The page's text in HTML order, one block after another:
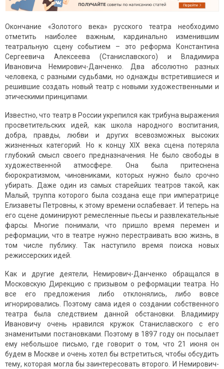
Окончание «Золотого века» русского театра необходимо
отметить наиболее важным, кардинально изменившим
театральную сцену событием – это реформа Константина
Сергеевича Алексеева (Станиславского) и Владимира
Ивановича Немирович-Данченко. Два абсолютно разных
человека, с разными судьбами, но однажды встретившиеся и
решившие создать новый театр с новыми художественными и
этическими принципами.
Известно, что театр в России укрепился как трибуна выражения
просветительских идей, как школа народного воспитания,
добра, правды, любви и других всевозможных высоких
жизненных категорий. Но к концу XIX века сцена потеряла
глубокий смысл своего предназначения. Не было свободы в
художественной атмосфере. Она была притеснена
бюрократизмом, чиновниками, которых нужно было срочно
убирать. Даже один из самых старейших театров такой, как
Малый, труппа которого была создана еще при императрице
Елизаветы Петровны, к этому времени ослабевает. И теперь на
его сцене доминируют ремесленные пьесы и развлекательные
фарсы. Многие понимали, что пришло время перемен и
реформации, что в театре нужно перестраивать всю жизнь, в
том числе публику. Так наступило время поиска новых
режиссерских идей.
Как и другие деятели, Немирович-Данченко обращался в
Московскую Дирекцию с призывом о реформации театра. Но
все его предложения либо отклонялись, либо вовсе
игнорировались. Поэтому сама идея о создании собственного
театра была следствием данной обстановки. Владимиру
Ивановичу очень нравился кружок Станиславского с его
знаменитыми постановками. Поэтому в 1897 году он посылает
ему небольшое письмо, где говорит о том, что 21 июня он
будем в Москве и очень хотел бы встретиться, чтобы обсудить
тему, которая могла бы заинтересовать второго. И Немирович-